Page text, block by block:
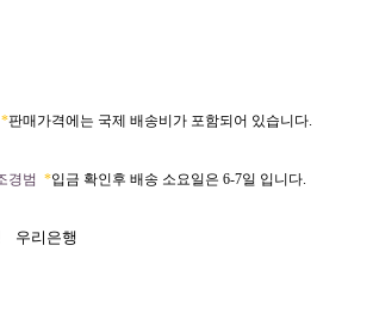
*판매가격에는 국제 배송비가 포함되어 있습니다.
경범 *입금 확인후 배송 소요일은 6-7일 입니다.
우리은행